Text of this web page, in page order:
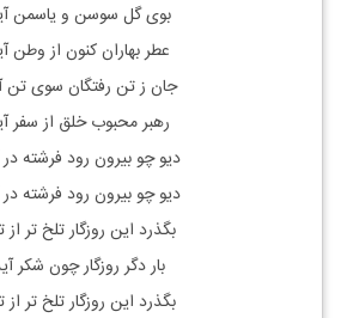
بوی گل سوسن و یاسمن
عطر بهاران کنون از وطن
جان ز تن رفتگان سوی تن
رهبر محبوب خلق از سفر
دیو چو بیرون رود فرشته در
دیو چو بیرون رود فرشته در
بگذرد این روزگار تلخ تر از
بار دگر روزگار چون شکر
بگذرد این روزگار تلخ تر از